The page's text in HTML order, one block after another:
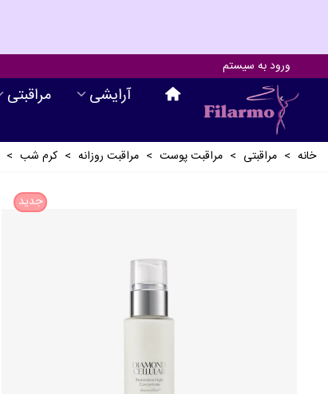
ورود به سیستم
آرايشی مراقبتی
خانه > مراقبتی > مراقبت پوست > مراقبت روزانه > کرم شب >
جدید